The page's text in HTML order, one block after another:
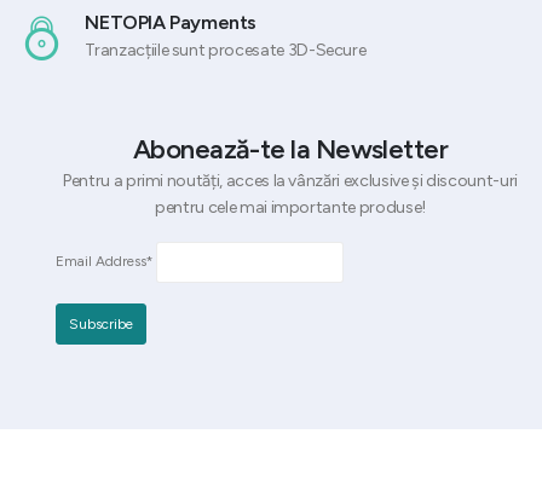
NETOPIA Payments
Tranzacțiile sunt procesate 3D-Secure
Abonează-te la Newsletter
Pentru a primi noutăți, acces la vânzări exclusive și discount-uri
pentru cele mai importante produse!
Email Address*